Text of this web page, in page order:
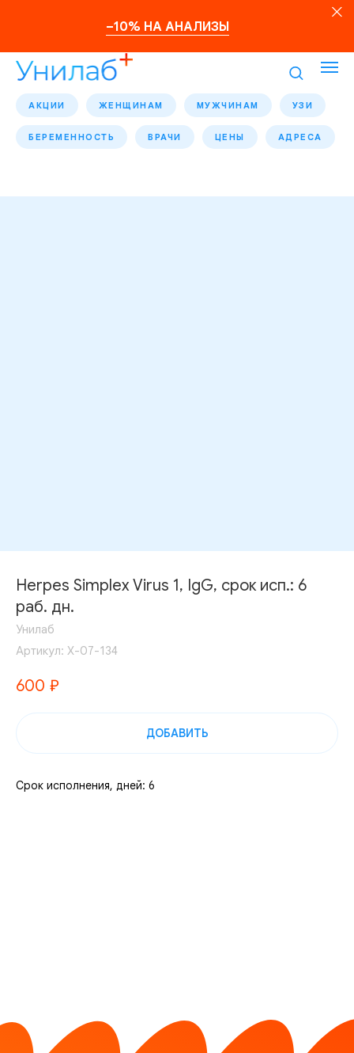
–10% НА АНАЛИЗЫ
АКЦИИ ЖЕНЩИНАМ МУЖЧИНАМ УЗИ
БЕРЕМЕННОСТЬ ВРАЧИ ЦЕНЫ АДРЕСА
Herpes Simplex Virus 1, IgG, срок исп.: 6
раб. дн.
Унилаб
Артикул: Х-07-134
600 ₽
ДОБАВИТЬ
Срок исполнения, дней: 6